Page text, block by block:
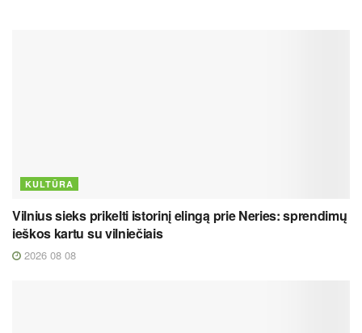
KULTŪRA
Vilnius sieks prikelti istorinį elingą prie Neries: sprendimų
ieškos kartu su vilniečiais
2026 08 08